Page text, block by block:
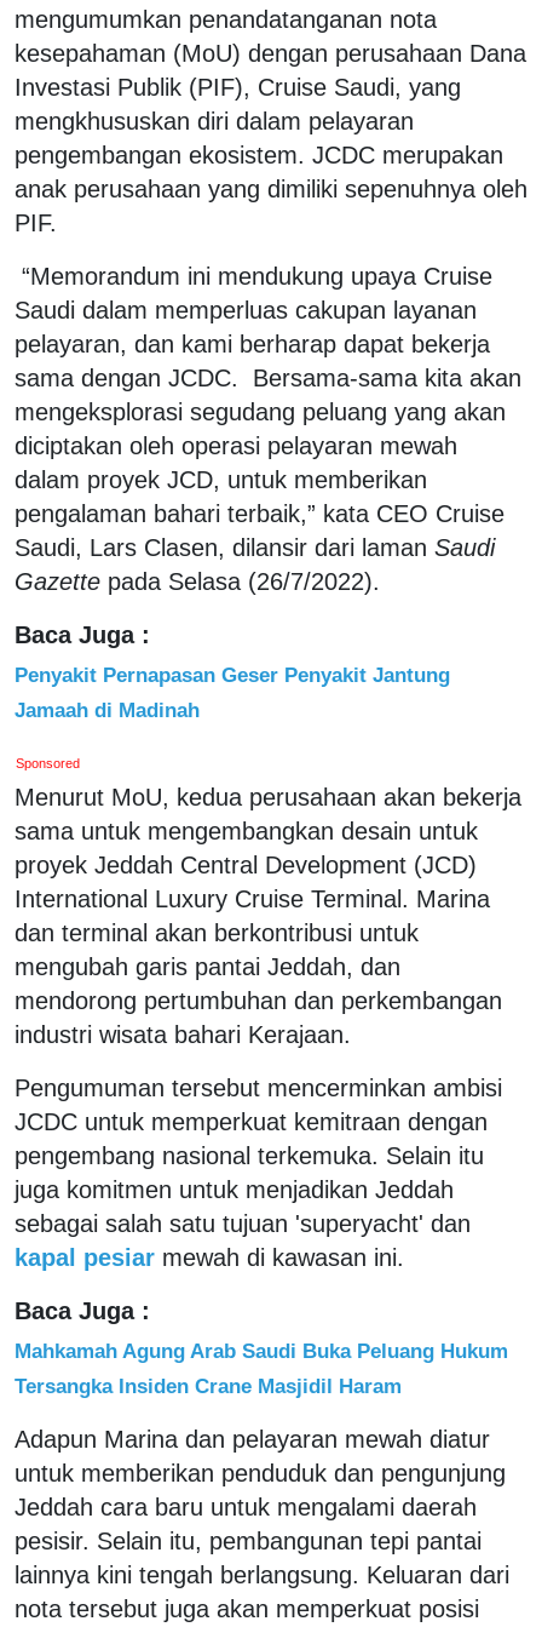
mengumumkan penandatanganan nota
kesepahaman (MoU) dengan perusahaan Dana
Investasi Publik (PIF), Cruise Saudi, yang
mengkhususkan diri dalam pelayaran
pengembangan ekosistem. JCDC merupakan
anak perusahaan yang dimiliki sepenuhnya oleh
PIF.
“Memorandum ini mendukung upaya Cruise
Saudi dalam memperluas cakupan layanan
pelayaran, dan kami berharap dapat bekerja
sama dengan JCDC. Bersama-sama kita akan
mengeksplorasi segudang peluang yang akan
diciptakan oleh operasi pelayaran mewah
dalam proyek JCD, untuk memberikan
pengalaman bahari terbaik,” kata CEO Cruise
Saudi, Lars Clasen, dilansir dari laman Saudi
Gazette pada Selasa (26/7/2022).
Baca Juga :
Penyakit Pernapasan Geser Penyakit Jantung
Jamaah di Madinah
Sponsored
Menurut MoU, kedua perusahaan akan bekerja
sama untuk mengembangkan desain untuk
proyek Jeddah Central Development (JCD)
International Luxury Cruise Terminal. Marina
dan terminal akan berkontribusi untuk
mengubah garis pantai Jeddah, dan
mendorong pertumbuhan dan perkembangan
industri wisata bahari Kerajaan.
Pengumuman tersebut mencerminkan ambisi
JCDC untuk memperkuat kemitraan dengan
pengembang nasional terkemuka. Selain itu
juga komitmen untuk menjadikan Jeddah
sebagai salah satu tujuan 'superyacht' dan
kapal pesiar mewah di kawasan ini.
Baca Juga :
Mahkamah Agung Arab Saudi Buka Peluang Hukum
Tersangka Insiden Crane Masjidil Haram
Adapun Marina dan pelayaran mewah diatur
untuk memberikan penduduk dan pengunjung
Jeddah cara baru untuk mengalami daerah
pesisir. Selain itu, pembangunan tepi pantai
lainnya kini tengah berlangsung. Keluaran dari
nota tersebut juga akan memperkuat posisi